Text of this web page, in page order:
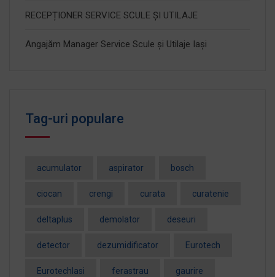
RECEPȚIONER SERVICE SCULE ȘI UTILAJE
Angajăm Manager Service Scule și Utilaje Iași
Tag-uri populare
acumulator aspirator bosch
ciocan crengi curata curatenie
deltaplus demolator deseuri
detector dezumidificator Eurotech
EurotechIasi ferastrau gaurire